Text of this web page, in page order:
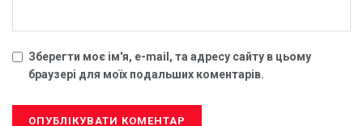
Зберегти моє ім'я, e-mail, та адресу сайту в цьому
браузері для моїх подальших коментарів.